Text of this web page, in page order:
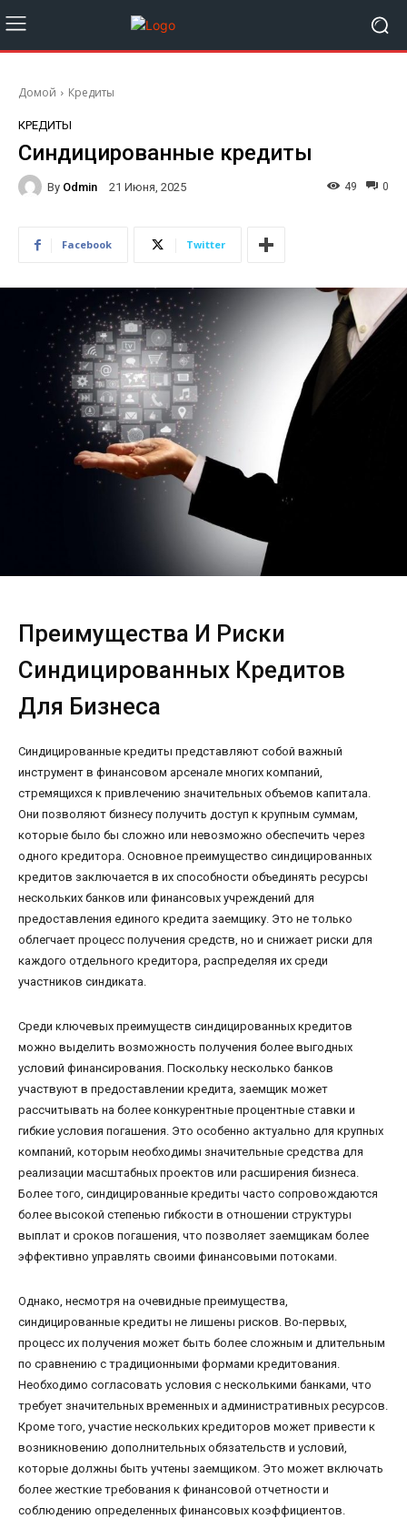
Домой Кредиты
КРЕДИТЫ
Синдицированные кредиты
By Odmin 21 Июня, 2025 0
49
Facebook Twitter
Преимущества И Риски
Синдицированных Кредитов
Для Бизнеса
Синдицированные кредиты представляют собой важный
инструмент в финансовом арсенале многих компаний,
стремящихся к привлечению значительных объемов капитала.
Они позволяют бизнесу получить доступ к крупным суммам,
которые было бы сложно или невозможно обеспечить через
одного кредитора. Основное преимущество синдицированных
кредитов заключается в их способности объединять ресурсы
нескольких банков или финансовых учреждений для
предоставления единого кредита заемщику. Это не только
облегчает процесс получения средств, но и снижает риски для
каждого отдельного кредитора, распределяя их среди
участников синдиката.
Среди ключевых преимуществ синдицированных кредитов
можно выделить возможность получения более выгодных
условий финансирования. Поскольку несколько банков
участвуют в предоставлении кредита, заемщик может
рассчитывать на более конкурентные процентные ставки и
гибкие условия погашения. Это особенно актуально для крупных
компаний, которым необходимы значительные средства для
реализации масштабных проектов или расширения бизнеса.
Более того, синдицированные кредиты часто сопровождаются
более высокой степенью гибкости в отношении структуры
выплат и сроков погашения, что позволяет заемщикам более
эффективно управлять своими финансовыми потоками.
Однако, несмотря на очевидные преимущества,
синдицированные кредиты не лишены рисков. Во-первых,
процесс их получения может быть более сложным и длительным
по сравнению с традиционными формами кредитования.
Необходимо согласовать условия с несколькими банками, что
требует значительных временных и административных ресурсов.
Кроме того, участие нескольких кредиторов может привести к
возникновению дополнительных обязательств и условий,
которые должны быть учтены заемщиком. Это может включать
более жесткие требования к финансовой отчетности и
соблюдению определенных финансовых коэффициентов.